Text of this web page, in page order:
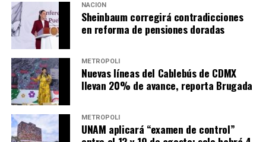
Preferencia por candidato. Encuesta: Parametría
Preferencias por coaliciones
Si hoy fueran los comicios para elegir al futuro
NACIÓN
Sheinbaum corregirá contradicciones
en reforma de pensiones doradas
METRÓPOLI
Nuevas líneas del Cablebús de CDMX
llevan 20% de avance, reporta Brugada
METRÓPOLI
UNAM aplicará “examen de control”